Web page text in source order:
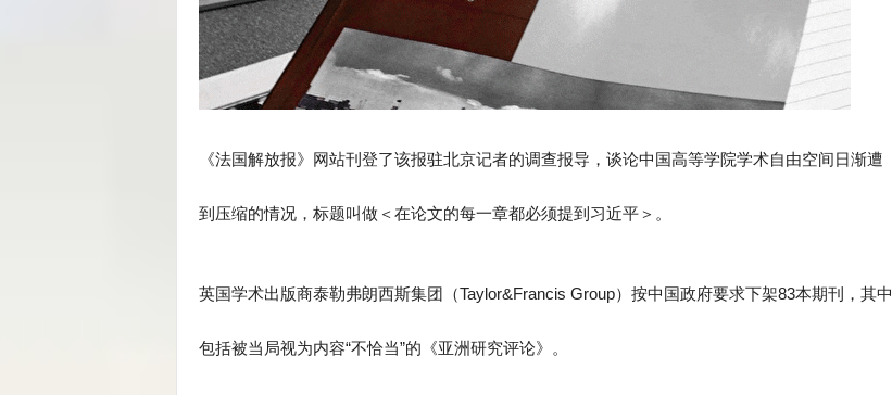
《法国解放报》网站刊登了该报驻北京记者的调查报导，谈论中国高等学院学术自由空间日渐遭
到压缩的情况，标题叫做＜在论文的每一章都必须提到习近平＞。
英国学术出版商泰勒弗朗西斯集团（Taylor&Francis Group）按中国政府要求下架83本期刊，其中
包括被当局视为内容“不恰当”的《亚洲研究评论》。